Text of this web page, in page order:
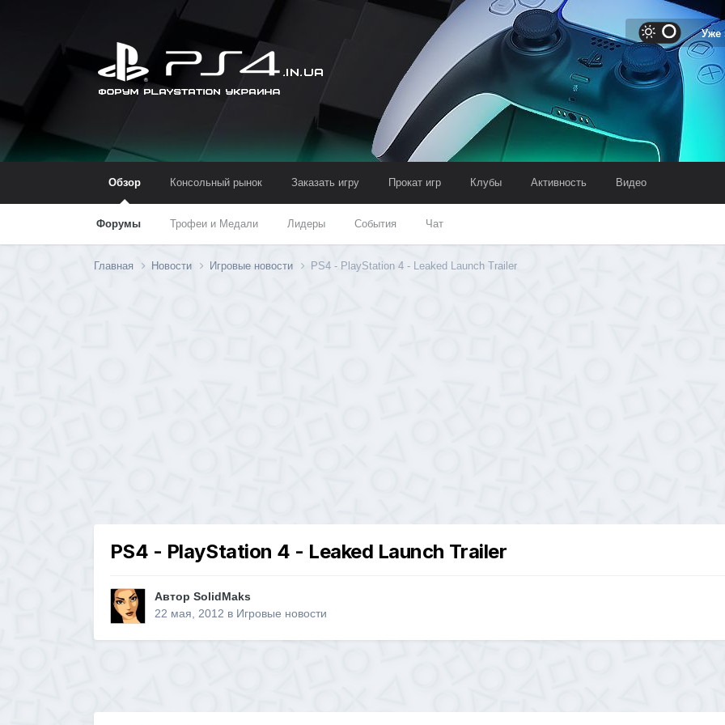
Уже
Обзор
Форумы Трофеи и Медали Лидеры События Чат
Консольный рынок Заказать игру Прокат игр Клубы Активность Видео
Главная Новости Игровые новости PS4 - PlayStation 4 - Leaked Launch Trailer
PS4 - PlayStation 4 - Leaked Launch Trailer
Автор SolidMaks
22 мая, 2012 в Игровые новости